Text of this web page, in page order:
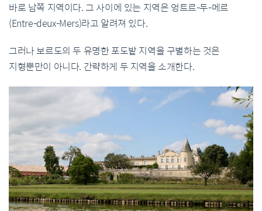
바로 남쪽 지역이다. 그 사이에 있는 지역은 엉트르-두-메르
(Entre-deux-Mers)라고 알려져 있다.
그러나 보르도의 두 유명한 포도밭 지역을 구별하는 것은
지형뿐만이 아니다. 간략하게 두 지역을 소개한다.